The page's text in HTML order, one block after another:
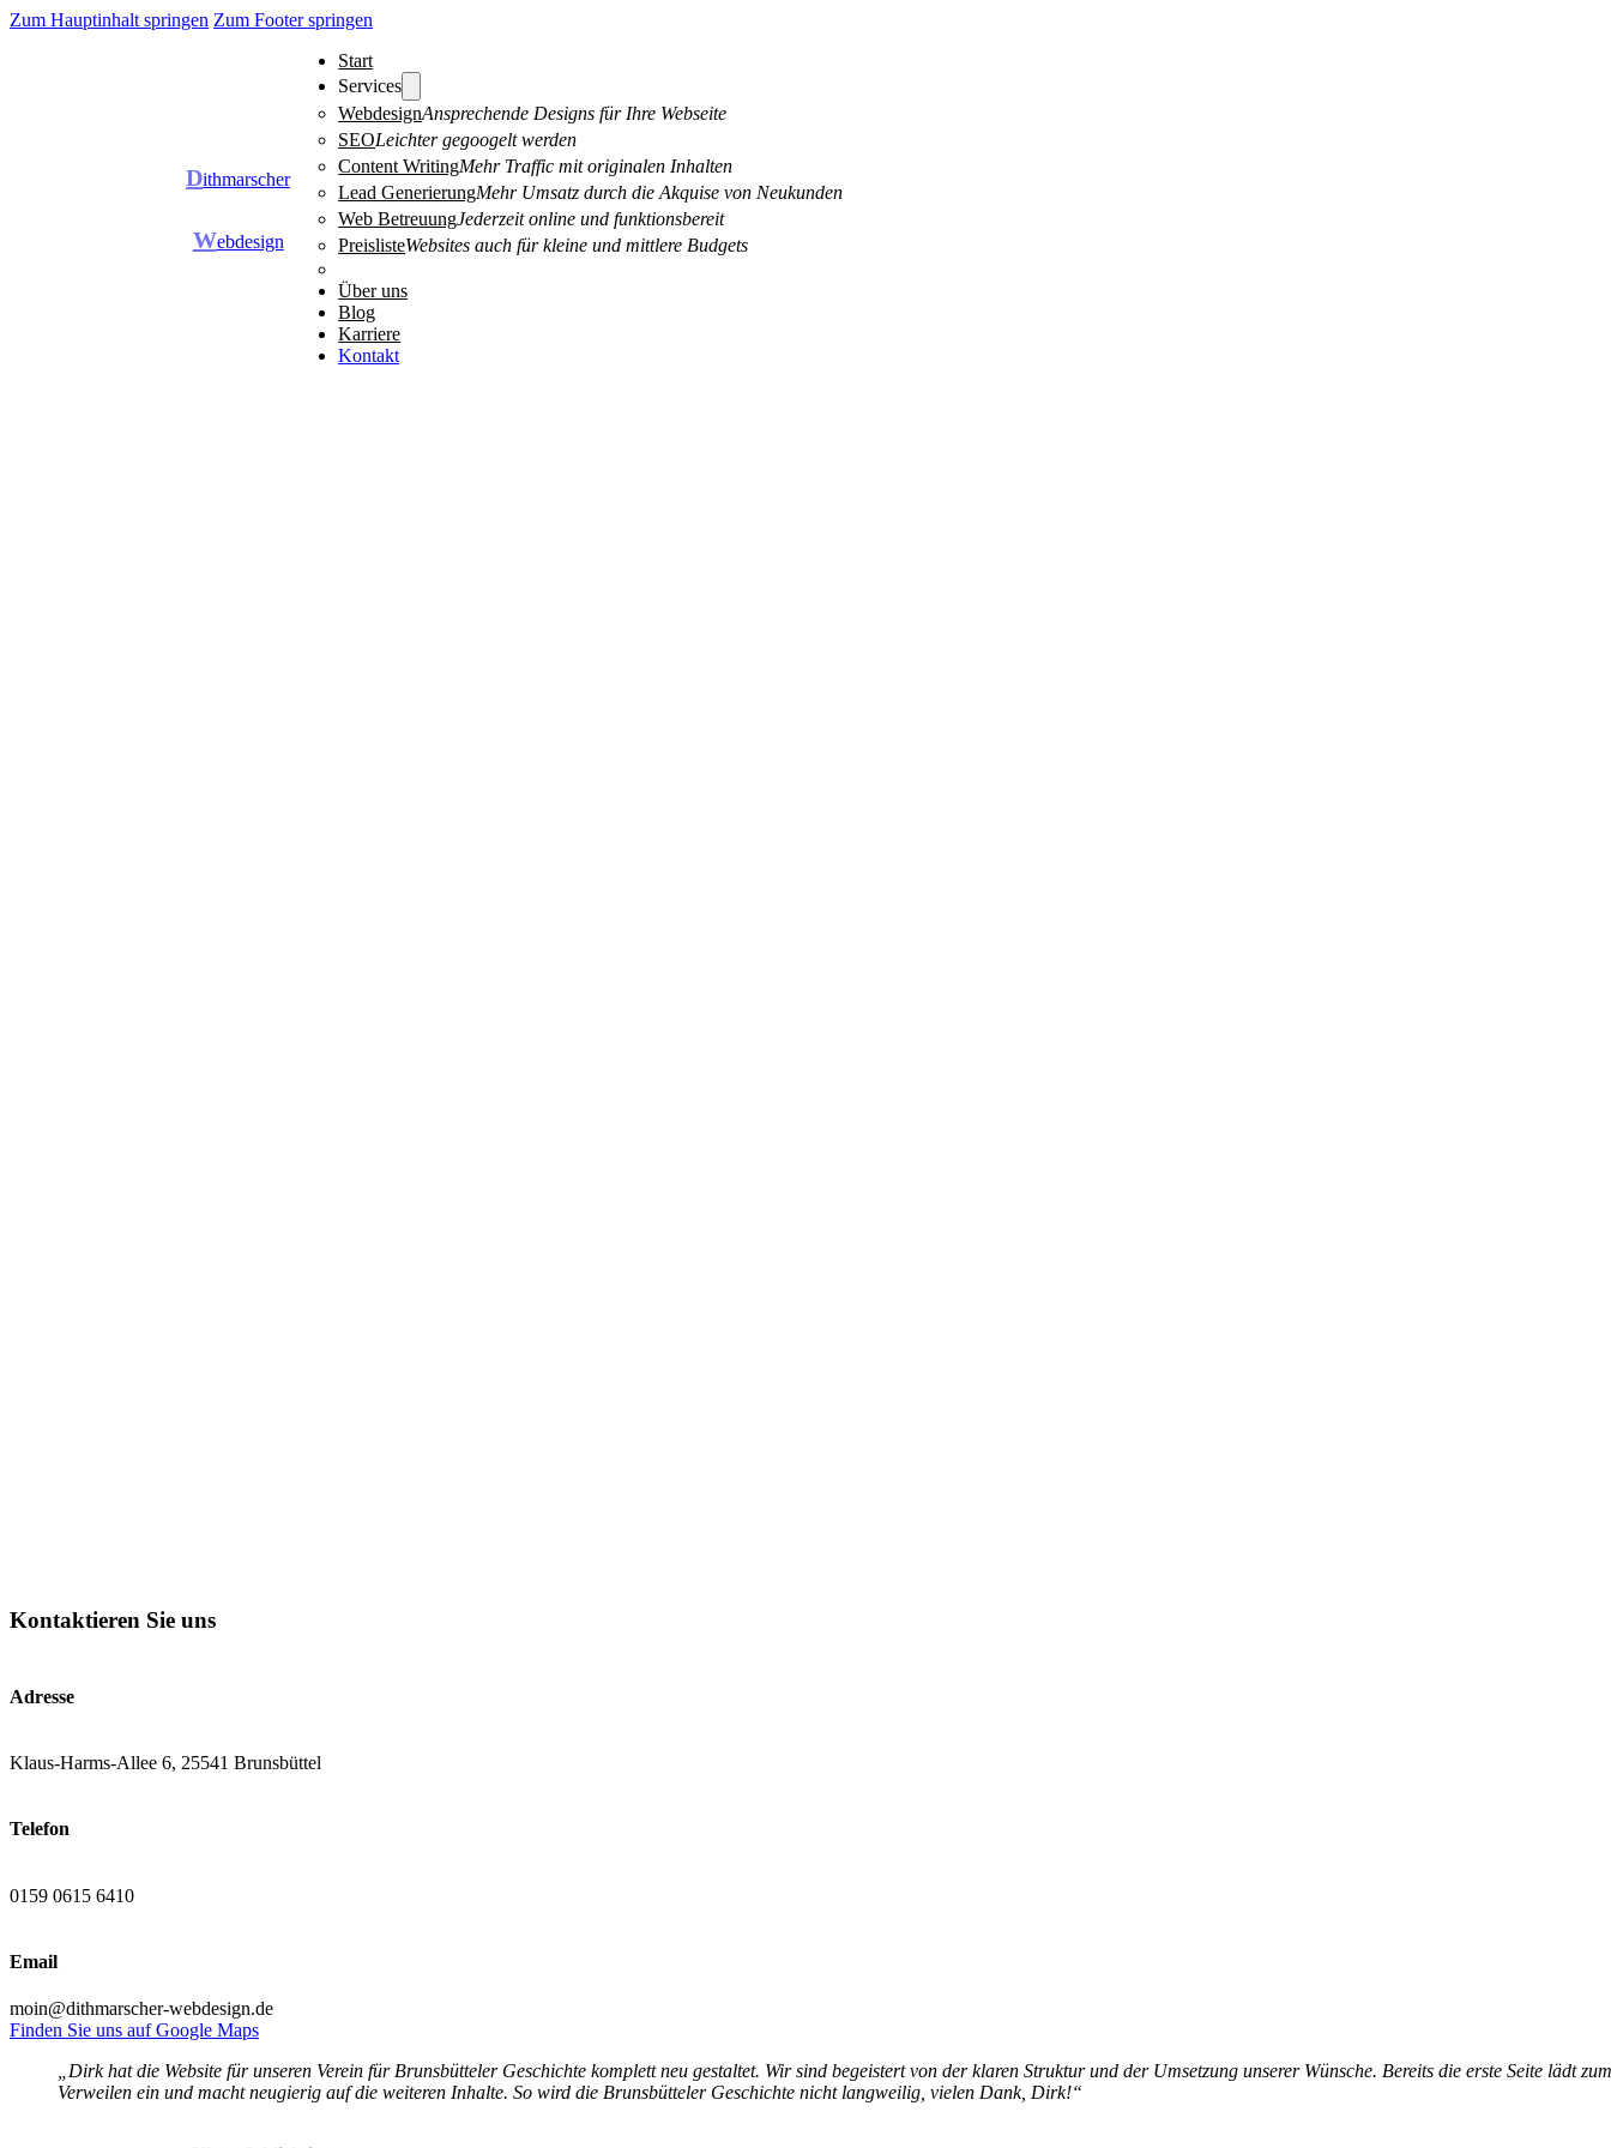
Zum Hauptinhalt springen Zum Footer springen
Dithmarscher
Webdesign
Start
Services
WebdesignAnsprechende Designs für Ihre Webseite
SEOLeichter gegoogelt werden
Content WritingMehr Traffic mit originalen Inhalten
Lead GenerierungMehr Umsatz durch die Akquise von Neukunden
Web BetreuungJederzeit online und funktionsbereit
PreislisteWebsites auch für kleine und mittlere Budgets
Über uns
Blog
Karriere
Kontakt
Kontaktieren Sie uns
Adresse
Klaus-Harms-Allee 6, 25541 Brunsbüttel
Telefon
0159 0615 6410
Email
moin@dithmarscher-webdesign.de
Finden Sie uns auf Google Maps
„Dirk hat die Website für unseren Verein für Brunsbütteler Geschichte komplett neu gestaltet. Wir sind begeistert von der klaren Struktur und der Umsetzung unserer Wünsche. Bereits die erste Seite lädt zum
Verweilen ein und macht neugierig auf die weiteren Inhalte. So wird die Brunsbütteler Geschichte nicht langweilig, vielen Dank, Dirk!“